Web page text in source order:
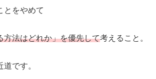
とをやめて
方法はどれか」を優先して考えること。
です。